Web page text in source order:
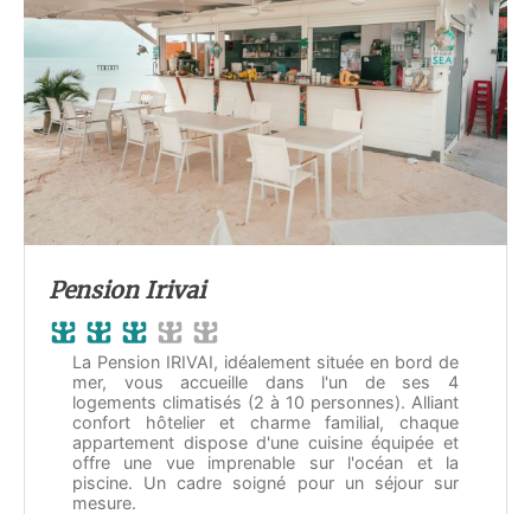
Pension Irivai
La Pension IRIVAI, idéalement située en bord de
mer, vous accueille dans l'un de ses 4
logements climatisés (2 à 10 personnes). Alliant
confort hôtelier et charme familial, chaque
appartement dispose d'une cuisine équipée et
offre une vue imprenable sur l'océan et la
piscine. Un cadre soigné pour un séjour sur
mesure.